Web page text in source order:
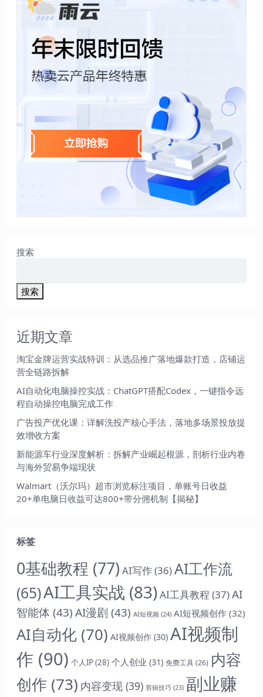
搜索
搜索
近期文章
淘宝金牌运营实战特训：从选品推广落地爆款打造，店铺运
营全链路拆解
AI自动化电脑操控实战：ChatGPT搭配Codex，一键指令远
程自动操控电脑完成工作
广告投产优化课：详解洗投产核心手法，落地多场景投放提
效增收方案
新能源车行业深度解析：拆解产业崛起根源，剖析行业内卷
与海外贸易争端现状
Walmart（沃尔玛）超市浏览标注项目，单账号日收益
20+单电脑日收益可达800+带分佣机制【揭秘】
标签
0基础教程 (77) AI写作(36)AI工作流
(65)AI工具实战 (83)AI工具教程 (37)AI
智能体 (43)AI漫剧 (43) AI短视频 (24) AI短视频创作 (32)
AI自动化 (70) AI视频创作 (30) AI视频制
作 (90) 个人IP(28) 个人创业 (31) 免费工具(26) 内容
创作 (73) 内容变现 (39) 剪辑技巧 (23) 副业赚